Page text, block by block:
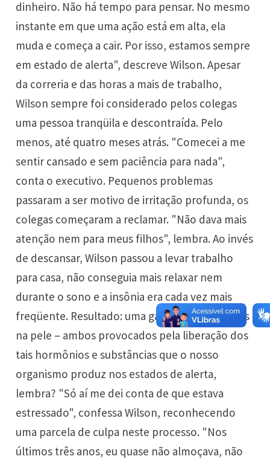
dinheiro. Não há tempo para pensar. No mesmo
instante em que uma ação está em alta, ela
muda e começa a cair. Por isso, estamos sempre
em estado de alerta", descreve Wilson. Apesar
da correria e das horas a mais de trabalho,
Wilson sempre foi considerado pelos colegas
uma pessoa tranqüila e descontraída. Pelo
menos, até quatro meses atrás. "Comecei a me
sentir cansado e sem paciência para nada",
conta o executivo. Pequenos problemas
passaram a ser motivo de irritação profunda, os
colegas começaram a reclamar. "Não dava mais
atenção nem para meus filhos", lembra. Ao invés
de descansar, Wilson passou a levar trabalho
para casa, não conseguia mais relaxar nem
durante o sono e a insônia era cada vez mais
freqüente. Resultado: uma gastrite e problemas
na pele – ambos provocados pela liberação dos
tais hormônios e substâncias que o nosso
organismo produz nos estados de alerta,
lembra? "Só aí me dei conta de que estava
estressado", confessa Wilson, reconhecendo
uma parcela de culpa neste processo. "Nos
últimos três anos, eu quase não almoçava, não